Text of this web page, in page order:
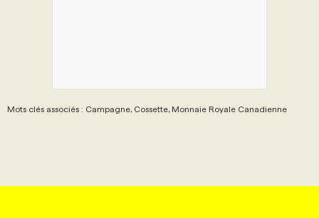
Mots clés associés : Campagne, Cossette, Monnaie Royale Canadienne